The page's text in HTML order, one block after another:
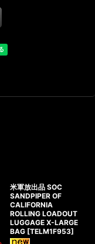
米軍放出品 SOC
SANDPIPER OF
CALIFORNIA
ROLLING LOADOUT
LUGGAGE X-LARGE
BAG [TELM1F953]